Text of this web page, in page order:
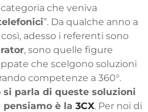
che veniva
”. Da qualche anno a
adesso i referenti sono
, sono quelle figure
che scelgono soluzioni
competenze a 360°.
si parla di queste soluzioni
è la 3CX. Per noi di